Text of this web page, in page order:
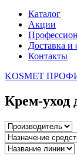
Каталог
Акции
Доставка и
Контакты
KOSMET
Крем-уход